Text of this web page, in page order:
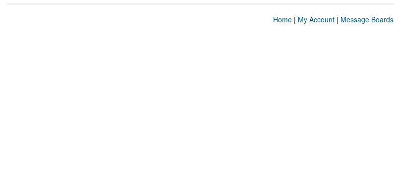
Home| My Account| Message Boards